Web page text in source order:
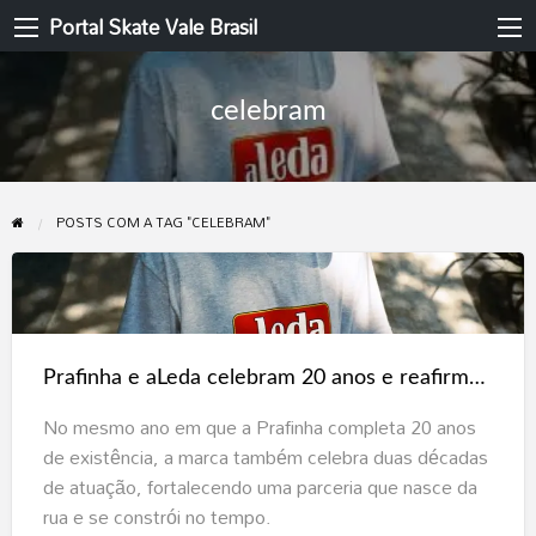
Portal Skate Vale Brasil
celebram
POSTS COM A TAG "CELEBRAM"
Prafinha
e
aLeda
celebram
anos
reafirmam
Prafinha e aLeda celebram 20 anos e reafirmam o skate como linguagem urbana em São Paulo
No mesmo ano em que a Prafinha completa 20 anos
de existência, a marca também celebra duas décadas
de atuação, fortalecendo uma parceria que nasce da
rua e se constrói no tempo.